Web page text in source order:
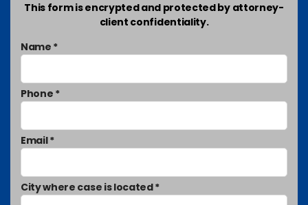
This form is encrypted and protected by attorney-
client confidentiality.
Name *
Phone *
Email *
City where case is located *